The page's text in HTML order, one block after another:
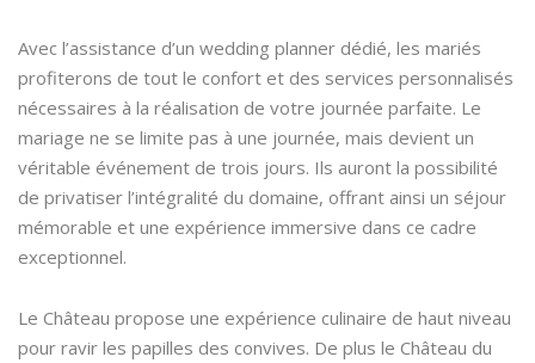
Avec l’assistance d’un wedding planner dédié, les mariés
profiterons de tout le confort et des services personnalisés
nécessaires à la réalisation de votre journée parfaite. Le
mariage ne se limite pas à une journée, mais devient un
véritable événement de trois jours. Ils auront la possibilité
de privatiser l’intégralité du domaine, offrant ainsi un séjour
mémorable et une expérience immersive dans ce cadre
exceptionnel.
Le Château propose une expérience culinaire de haut niveau
pour ravir les papilles des convives. De plus le Château du